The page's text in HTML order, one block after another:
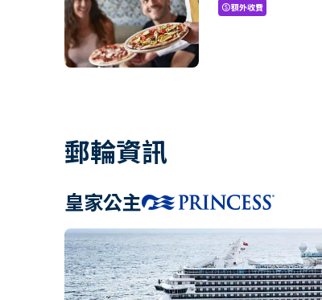
paid額外收費
郵輪資訊
皇家公主